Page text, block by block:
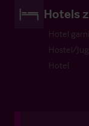
Hotels
Hotel
Hostel/
Hotel